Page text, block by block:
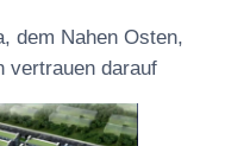
dem Nahen Osten,
vertrauen darauf